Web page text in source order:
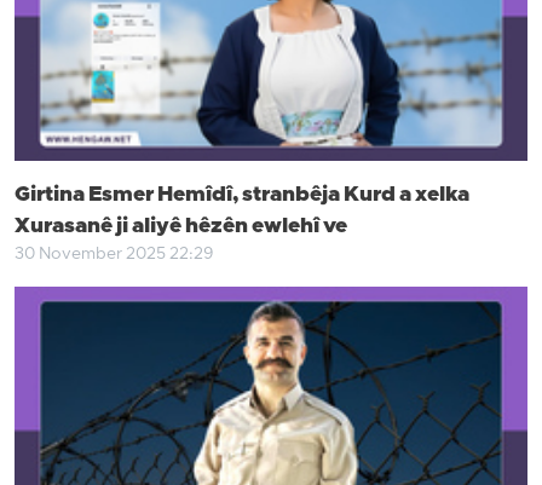
Girtina Esmer Hemîdî, stranbêja Kurd a xelka
Xurasanê ji aliyê hêzên ewlehî ve
30 November 2025 22:29